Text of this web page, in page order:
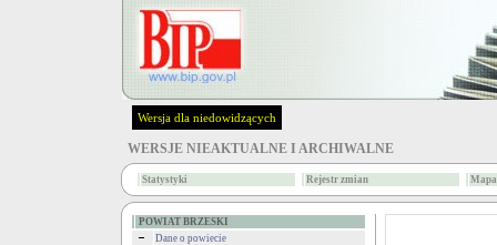
Wersja dla niedowidzących
WERSJE NIEAKTUALNE I ARCHIWALNE
Statystyki Rejestr zmian
POWIAT BRZESKI
Dane o powiecie